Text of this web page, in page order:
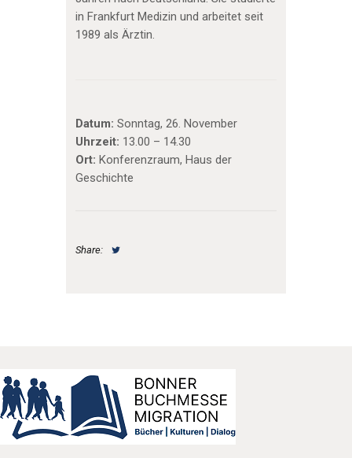
in Frankfurt Medizin und arbeitet seit
1989 als Ärztin.
Datum: Sonntag, 26. November
Uhrzeit: 13.00 – 14.30
Ort: Konferenzraum, Haus der
Geschichte
Share: